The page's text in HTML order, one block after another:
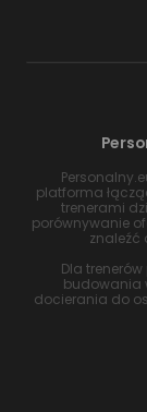
platforma
trenerami
porównywanie
znaleźć
Dla
budowania
docierania do